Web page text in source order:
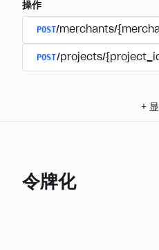
操作
POST/merchants/
POST/projects/
+
令牌化